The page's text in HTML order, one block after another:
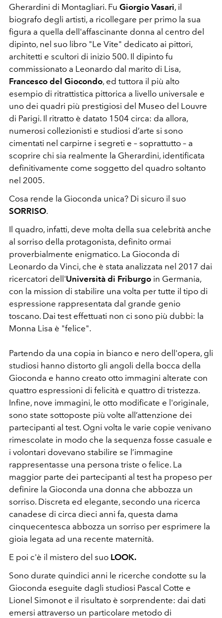
Gherardini di Montagliari. Fu Giorgio Vasari, il
biografo degli artisti, a ricollegare per primo la sua
figura a quella dell'affascinante donna al centro del
dipinto, nel suo libro "Le Vite" dedicato ai pittori,
architetti e scultori di inizio 500. Il dipinto fu
commissionato a Leonardo dal marito di Lisa,
Francesco del Giocondo, ed tuttora il più alto
esempio di ritrattistica pittorica a livello universale e
uno dei quadri più prestigiosi del Museo del Louvre
di Parigi. Il ritratto è datato 1504 circa: da allora,
numerosi collezionisti e studiosi d’arte si sono
cimentati nel carpirne i segreti e – soprattutto – a
scoprire chi sia realmente la Gherardini, identificata
definitivamente come soggetto del quadro soltanto
nel 2005.
Cosa rende la Gioconda unica? Di sicuro il suo
SORRISO.
Il quadro, infatti, deve molta della sua celebrità anche
al sorriso della protagonista, definito ormai
proverbialmente enigmatico. La Gioconda di
Leonardo da Vinci, che è stata analizzata nel 2017 dai
ricercatori dell'Università di Friburgo in Germania,
con la mission di stabilire una volta per tutte il tipo di
espressione rappresentata dal grande genio
toscano. Dai test effettuati non ci sono più dubbi: la
Monna Lisa è "felice".
Partendo da una copia in bianco e nero dell'opera, gli
studiosi hanno distorto gli angoli della bocca della
Gioconda e hanno creato otto immagini alterate con
quattro espressioni di felicità e quattro di tristezza.
Infine, nove immagini, le otto modificate e l'originale,
sono state sottoposte più volte all’attenzione dei
partecipanti al test. Ogni volta le varie copie venivano
rimescolate in modo che la sequenza fosse casuale e
i volontari dovevano stabilire se l’immagine
rappresentasse una persona triste o felice. La
maggior parte dei partecipanti al test ha propeso per
definire la Gioconda una donna che abbozza un
sorriso. Discreta ed elegante, secondo una ricerca
canadese di circa dieci anni fa, questa dama
cinquecentesca abbozza un sorriso per esprimere la
gioia legata ad una recente maternità.
E poi c'è il mistero del suo LOOK.
Sono durate quindici anni le ricerche condotte su la
Gioconda eseguite dagli studiosi Pascal Cotte e
Lionel Simonot e il risultato è sorprendente: dai dati
emersi attraverso un particolare metodo di